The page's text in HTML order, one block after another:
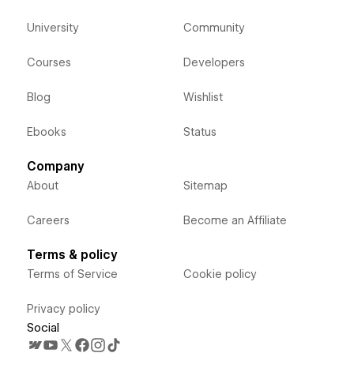
University
Courses
Blog
Ebooks
Community
Developers
Wishlist
Status
Company
About
Careers
Sitemap
Become an Affiliate
Terms & policy
Terms of Service
Privacy policy
Cookie policy
Social